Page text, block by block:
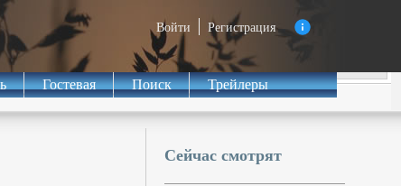
Войти Регистрация
Гостевая Поиск Трейлеры
Сейчас смотрят